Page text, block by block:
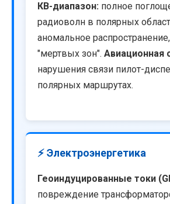
КВ-диапазон: полное
радиоволн в полярных
аномальное
"мертвых зон". Авиационная
нарушения связи пилот-
полярных маршрутах.
⚡ Электроэнергетика
Геоиндуцированные токи
повреждение